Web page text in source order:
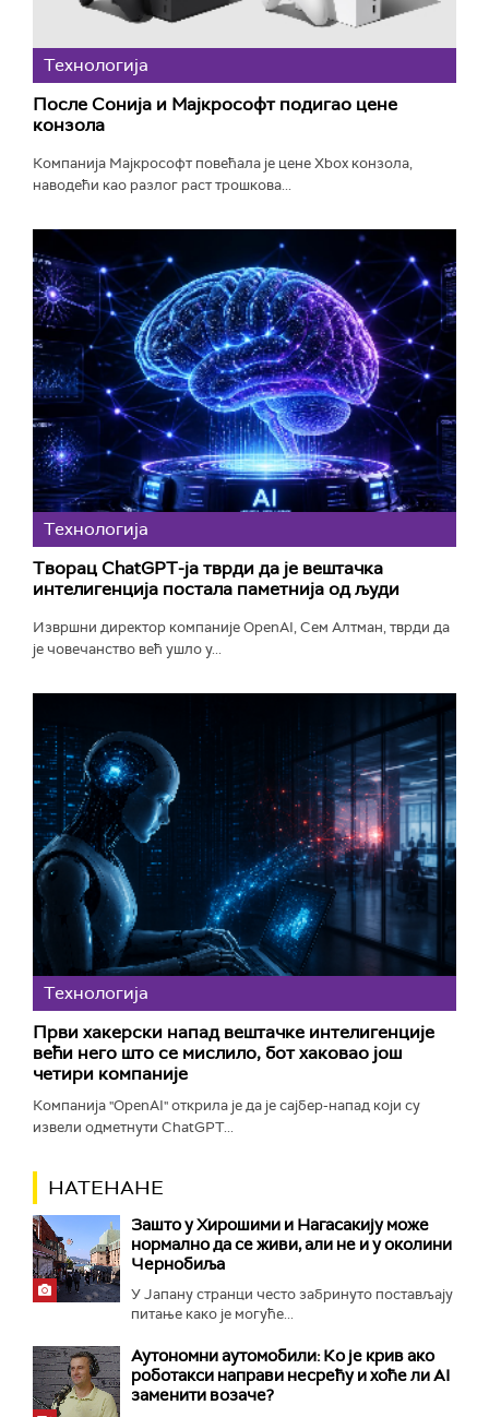
Технологијa
После Сонија и Мајкрософт подигао цене
конзола
Компанија Мајкрософт повећала је цене Xbox конзола,
наводећи као разлог раст трошкова...
Технологијa
Творац ChatGPT-ја тврди да је вештачка
интелигенција постала паметнија од људи
Извршни директор компаније OpenAI, Сем Алтман, тврди да
је човечанство већ ушло у...
Технологијa
Први хакерски напад вештачке интелигенције
већи него што се мислило, бот хаковао још
четири компаније
Компанија "OpenAI" открила је да је сајбер-напад који су
извели одметнути ChatGPT...
НАТЕНАНЕ
Зашто у Хирошими и Нагасакију може
нормално да се живи, али не и у околини
Чернобиља
У Јапану странци често забринуто постављају
питање како је могуће...
Аутономни аутомобили: Ко је крив ако
роботакси направи несрећу и хоће ли AI
заменити возаче?